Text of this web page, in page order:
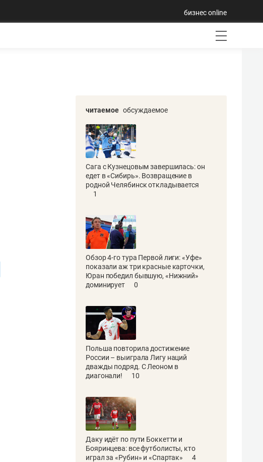
бизнес online
читаемое обсуждаемое
Сага с Кузнецовым завершилась: он
едет в «Сибирь». Возвращение в
родной Челябинск откладывается
1
Обзор 4-го тура Первой лиги: «Уфе»
показали аж три красные карточки,
Юран победил бывшую, «Нижний»
доминирует
0
Польша повторила достижение
России – выиграла Лигу наций
дважды подряд. С Леоном в
диагонали!
10
Даку идёт по пути Боккетти и
Бояринцева: все футболисты, кто
играл за «Рубин» и «Спартак»
4